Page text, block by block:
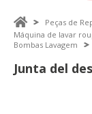
Peças de
Máquina de lavar
Bombas Lavagem
Junta del